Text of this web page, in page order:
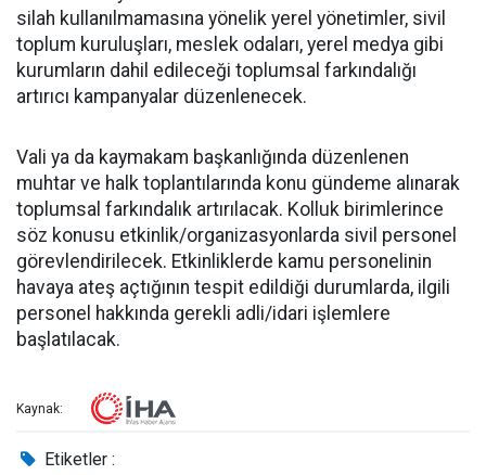
silah kullanılmamasına yönelik yerel yönetimler, sivil
toplum kuruluşları, meslek odaları, yerel medya gibi
kurumların dahil edileceği toplumsal farkındalığı
artırıcı kampanyalar düzenlenecek.
Vali ya da kaymakam başkanlığında düzenlenen
muhtar ve halk toplantılarında konu gündeme alınarak
toplumsal farkındalık artırılacak. Kolluk birimlerince
söz konusu etkinlik/organizasyonlarda sivil personel
görevlendirilecek. Etkinliklerde kamu personelinin
havaya ateş açtığının tespit edildiği durumlarda, ilgili
personel hakkında gerekli adli/idari işlemlere
başlatılacak.
Kaynak:
Etiketler :